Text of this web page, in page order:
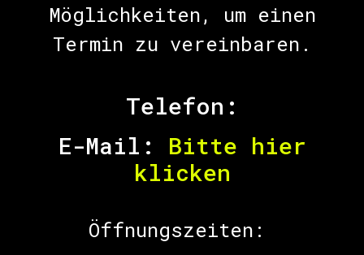
Möglichkeiten, um einen
Termin zu vereinbaren.
Telefon:
E-Mail: Bitte hier
klicken
Öffnungszeiten: